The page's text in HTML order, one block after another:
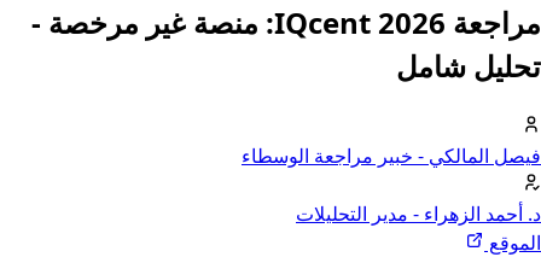
مراجعة IQcent 2026: منصة غير مرخصة -
تحليل شامل
فيصل المالكي - خبير مراجعة الوسطاء
د. أحمد الزهراء - مدير التحليلات
الموقع